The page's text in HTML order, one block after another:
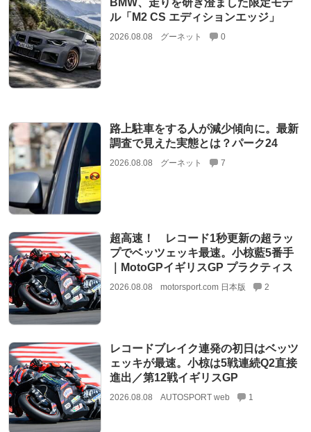
ル「M2 CS エディションエッジ」
2026.08.08 グーネット 0
路上駐車をする人が減少傾向に。最新
調査で見えた実態とは？パーク24
2026.08.08 グーネット 7
超高速！ レコード1秒更新の超ラッ
プでベッツェッキ最速。小椋藍5番手
｜MotoGPイギリスGP プラクティス
2026.08.08 motorsport.com 日本版 2
レコードブレイク連発の初日はベッツ
ェッキが最速。小椋は5戦連続Q2直接
進出／第12戦イギリスGP
2026.08.08 AUTOSPORT web 1